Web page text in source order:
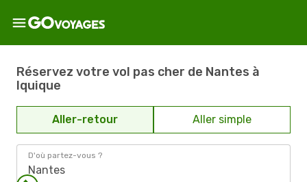
Réservez votre vol pas cher de Nantes à
Iquique
Aller-retour Aller simple
D'où partez-vous ?
Nantes